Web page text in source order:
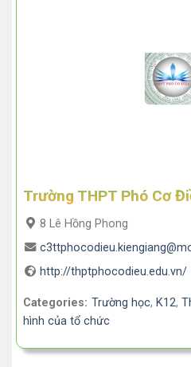
Trường THPT Phó Cơ
8 Lê Hồng Phong
http://thptphocodieu.edu.vn/
Categories: Trường học, K12,
hình của tổ chức